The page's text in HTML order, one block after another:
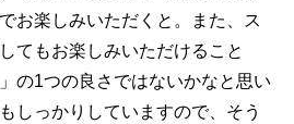
お楽しみいただくと。また、ス
てもお楽しみいただけること
の1つの良さではないかなと思い
しっかりしていますので、そう